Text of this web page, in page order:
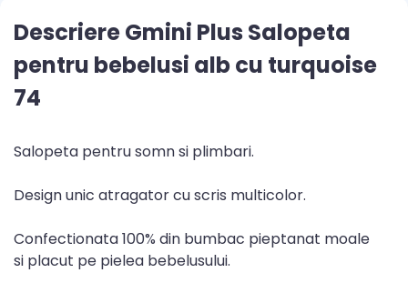
Descriere Gmini Plus Salopeta
pentru bebelusi alb cu turquoise
74
Salopeta pentru somn si plimbari.
Design unic atragator cu scris multicolor.
Confectionata 100% din bumbac pieptanat moale
si placut pe pielea bebelusului.